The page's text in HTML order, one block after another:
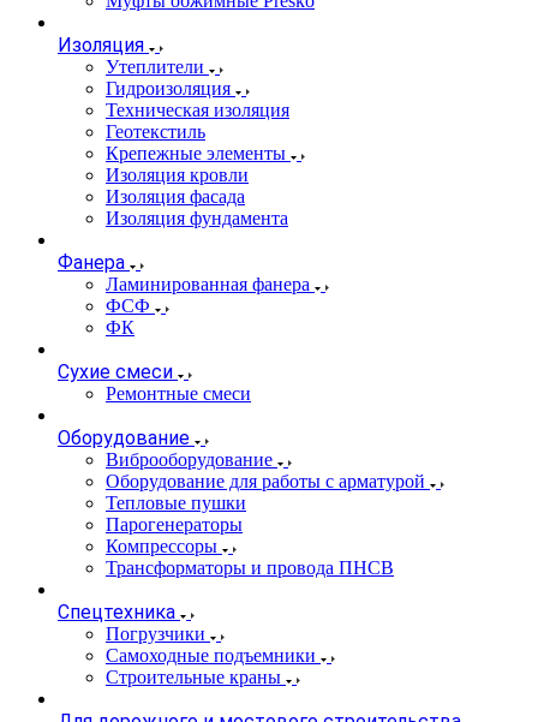
Изоляция
Утеплители
Гидроизоляция
Техническая изоляция
Геотекстиль
Крепежные элементы
Изоляция кровли
Изоляция фасада
Изоляция фундамента
Фанера
Ламинированная фанера
ФСФ
ФК
Сухие смеси
Ремонтные смеси
Оборудование
Виброоборудование
Оборудование для работы с арматурой
Тепловые пушки
Парогенераторы
Компрессоры
Трансформаторы и провода ПНСВ
Спецтехника
Погрузчики
Самоходные подъемники
Строительные краны